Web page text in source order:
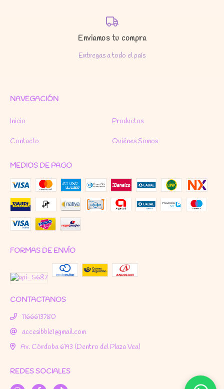
Enviamos tu compra
Entregas a todo el país
NAVEGACIÓN
Inicio Productos
Contacto Quiénes Somos
MEDIOS DE PAGO
FORMAS DE ENVÍO
CONTACTANOS
1166613780
accesibble1@gmail.com
Av. Córdoba 6193 (Dentro del Plaza Vea)
REDES SOCIALES